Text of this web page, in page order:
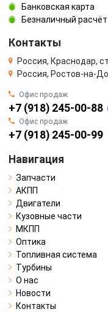
Банковская карта
Безналичный расчёт
Контакты
Россия, Краснодар,
Россия, Ростов-на-
Офис продаж
+7 (918) 245-00-88
Офис продаж
+7 (918) 245-00-99
Навигация
Запчасти
АКПП
Двигатели
Кузовные части
МКПП
Оптика
Топливная система
Турбины
О нас
Новости
Контакты